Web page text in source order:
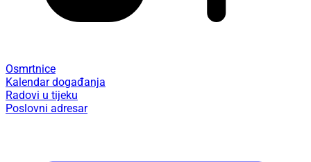
Osmrtnice
Kalendar događanja
Radovi u tijeku
Poslovni adresar